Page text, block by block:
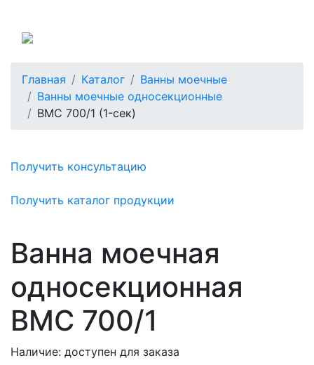
Главная Каталог
Ванны моечные
Ванны моечные односекционные
ВМC 700/1 (1-сек)
Получить консультацию
Получить каталог продукции
Ванна моечная
односекционная
ВМC 700/1
Наличие: доступен для заказа